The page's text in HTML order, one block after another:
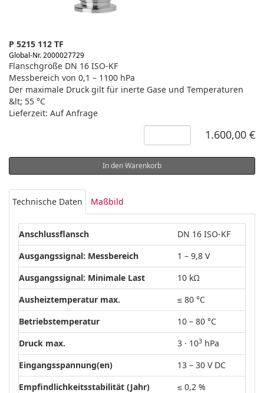
P 5215 112 TF
Global-Nr. 2000027729
Flanschgröße DN 16 ISO-KF
Messbereich von 0,1 – 1100 hPa
Der maximale Druck gilt für inerte Gase und Temperaturen
&lt; 55 °C
Lieferzeit: Auf Anfrage
1.600,00 €
In den Warenkorb
Technische Daten Maßbild
Anschlussflansch
DN 16 ISO-KF
Ausgangssignal: Messbereich
1 – 9,8 V
Ausgangssignal: Minimale Last
10 kΩ
Ausheiztemperatur max.
≤ 80 °C
Betriebstemperatur
10 – 80 °C
Druck max.
3 · 103 hPa
Eingangsspannung(en)
13 – 30 V DC
Empfindlichkeitsstabilität (Jahr)
≤ 0,2 %